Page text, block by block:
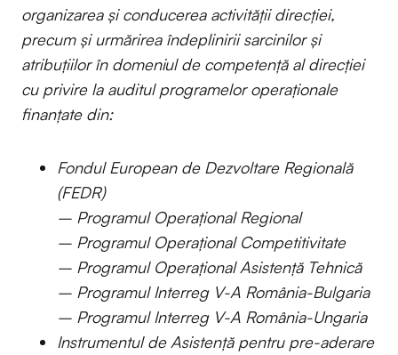
organizarea și conducerea activității direcției,
precum și urmărirea îndeplinirii sarcinilor și
atribuțiilor în domeniul de competență al direcției
cu privire la auditul programelor operaționale
finanțate din:
Fondul European de Dezvoltare Regională
(FEDR)
– Programul Operațional Regional
– Programul Operațional Competitivitate
– Programul Operațional Asistență Tehnică
– Programul Interreg V-A România-Bulgaria
– Programul Interreg V-A România-Ungaria
Instrumentul de Asistență pentru pre-aderare